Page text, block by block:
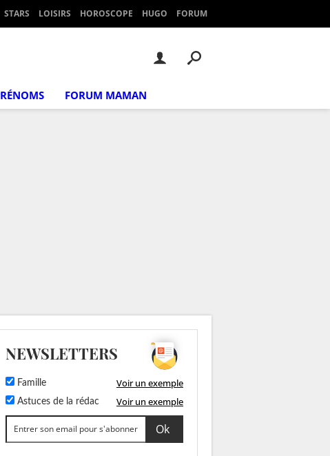
STARS LOISIRS HOROSCOPE HUGO FORUM
FORUM MAMAN
NEWSLETTERS
Famille Voir un exemple
Astuces de la rédac Voir un exemple